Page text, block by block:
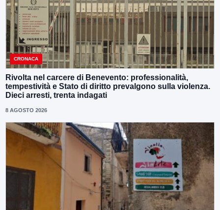
CRONACA
Rivolta nel carcere di Benevento: professionalità,
tempestività e Stato di diritto prevalgono sulla violenza.
Dieci arresti, trenta indagati
8 AGOSTO 2026